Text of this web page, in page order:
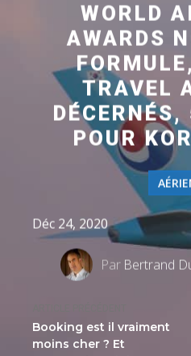
Booking est il vraiment
moins cher ? Et
WORLD
AWARDS
TRAVEL
POUR
Déc 24, 2020
Par Bertrand